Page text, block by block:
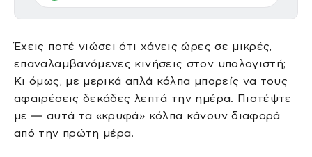
Έχεις ποτέ νιώσει ότι χάνεις ώρες σε μικρές,
επαναλαμβανόμενες κινήσεις στον υπολογιστή;
Κι όμως, με μερικά απλά κόλπα μπορείς να τους
αφαιρέσεις δεκάδες λεπτά την ημέρα. Πιστέψτε
με — αυτά τα «κρυφά» κόλπα κάνουν διαφορά
από την πρώτη μέρα.